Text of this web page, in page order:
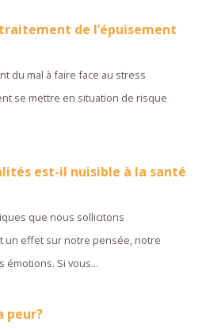
de l’épuisement
du mal à faire face au stress
se mettre en situation de risque
est-il nuisible à la santé
que nous sollicitons
un effet sur notre pensée, notre
émotions. Si vous...
peur?